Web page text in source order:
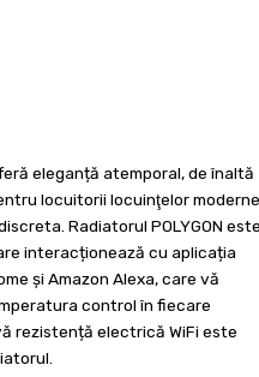
eleganță atemporal, de înaltă
locuitorii locuinţelor moderne
Radiatorul POLYGON
interacționează cu aplicația
și Amazon Alexa, care vă
control în fiecare
rezistență electrică WiFi este